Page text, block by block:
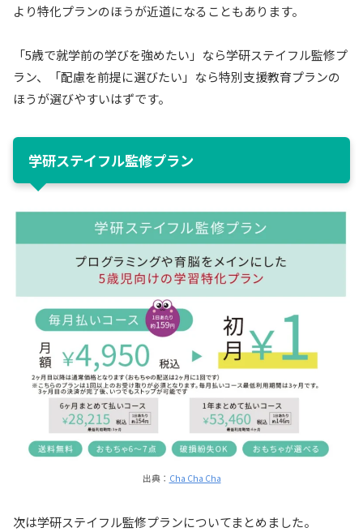
より特化プランのほうが近道になることもあります。
「5歳で就学前の学びを強めたい」なら学研ステイフル監修プ
ラン、「配慮を前提に選びたい」なら特別支援教育プランの
ほうが選びやすいはずです。
学研ステイフル監修プラン
出典： Cha Cha Cha
次は学研ステイフル監修プランについてまとめました。